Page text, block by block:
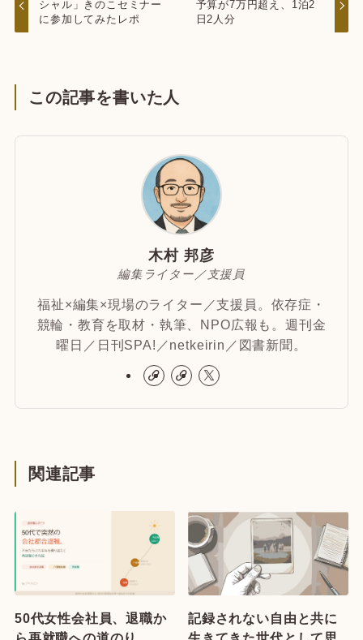
シャル」きのこセミナー
に参加してみたレポ
予算が7万円超え、1泊2
日2人分
この記事を書いた人
木村 邦彦
編集ライター／支援員
福祉×編集×現場のライター／支援員。依存症・
競輪・教育を取材・執筆、NPO広報も。週刊金
曜日／日刊SPA!／netkeirin／図書新聞。
関連記事
50代女性会社員、退職か
記録されない自由と共に